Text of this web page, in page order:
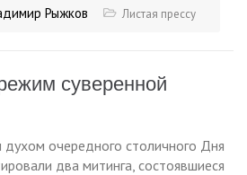
Рыжков Листая прессу
суверенной
очередного столичного Дня
два митинга, состоявшиеся